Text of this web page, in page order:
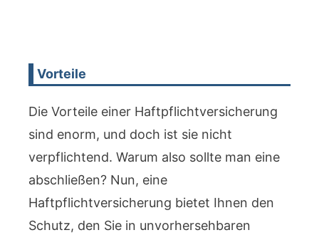
Vorteile
Die Vorteile einer Haftpflichtversicherung
sind enorm, und doch ist sie nicht
verpflichtend. Warum also sollte man eine
abschließen? Nun, eine
Haftpflichtversicherung bietet Ihnen den
Schutz, den Sie in unvorhersehbaren